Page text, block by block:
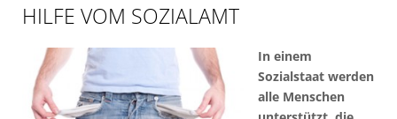
HILFE VOM SOZIALAMT
In einem
Sozialstaat werden
alle Menschen